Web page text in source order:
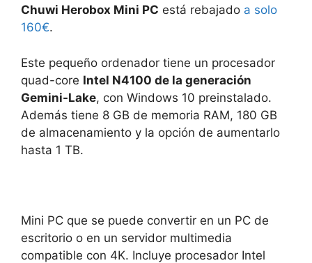
Chuwi Herobox Mini PC está rebajado a solo
160€.
Este pequeño ordenador tiene un procesador
quad-core Intel N4100 de la generación
Gemini-Lake, con Windows 10 preinstalado.
Además tiene 8 GB de memoria RAM, 180 GB
de almacenamiento y la opción de aumentarlo
hasta 1 TB.
Mini PC que se puede convertir en un PC de
escritorio o en un servidor multimedia
compatible con 4K. Incluye procesador Intel